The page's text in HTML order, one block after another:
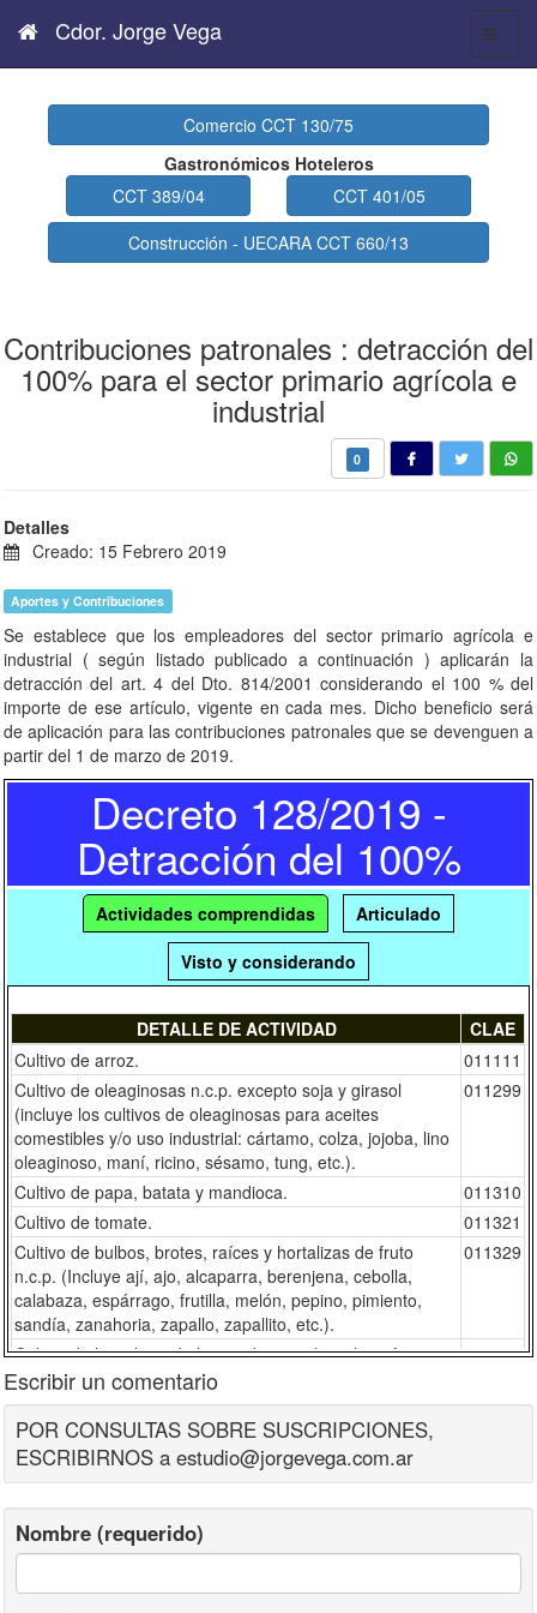
Cdor. Jorge Vega
Comercio CCT 130/75
Gastronómicos Hoteleros
CCT 389/04
CCT 401/05
Construcción - UECARA CCT 660/13
Contribuciones patronales : detracción del
100% para el sector primario agrícola e
industrial
0
Detalles
Creado: 15 Febrero 2019
Aportes y Contribuciones
Se establece que los empleadores del sector primario agrícola e
industrial ( según listado publicado a continuación ) aplicarán la
detracción del art. 4 del Dto. 814/2001 considerando el 100 % del
importe de ese artículo, vigente en cada mes. Dicho beneficio será
de aplicación para las contribuciones patronales que se devenguen a
partir del 1 de marzo de 2019.
Decreto 128/2019 -
Detracción del 100%
Actividades comprendidas
Articulado
Visto y considerando
DETALLE DE ACTIVIDAD
CLAE
Cultivo de arroz.
011111
Cultivo de oleaginosas n.c.p. excepto soja y girasol
(incluye los cultivos de oleaginosas para aceites
comestibles y/o uso industrial: cártamo, colza, jojoba, lino
oleaginoso, maní, ricino, sésamo, tung, etc.).
011299
Cultivo de papa, batata y mandioca.
011310
Cultivo de tomate.
011321
Cultivo de bulbos, brotes, raíces y hortalizas de fruto
n.c.p. (Incluye ají, ajo, alcaparra, berenjena, cebolla,
calabaza, espárrago, frutilla, melón, pepino, pimiento,
sandía, zanahoria, zapallo, zapallito, etc.).
011329
Cultivo de hortalizas de hoja y de otras hortalizas frescas
(Incluye acelga, apio, coles, espinaca, lechuga, perejil,
radicheta, repollo, etc.).
011331
Cultivo de legumbres frescas (Incluye arveja, chaucha,
haba, lupino, etc.).
Cultivo de tabaco.
011400
Cultivo de vid para vinificar.
Escribir un comentario
POR CONSULTAS SOBRE SUSCRIPCIONES,
ESCRIBIRNOS a estudio@jorgevega.com.ar
Nombre (requerido)